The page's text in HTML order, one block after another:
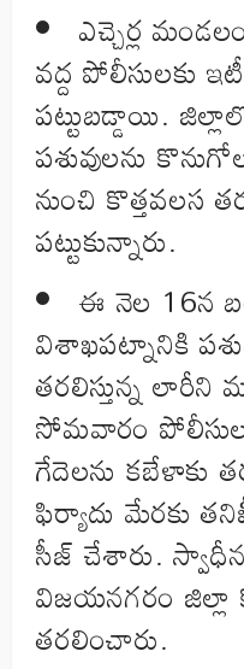
ఎచ్చెర్ల
వద్ద పోలీసులకు
పట్టుబడ్డాయి.
పశువులను
నుంచి కొత్తవలస
పట్టుకున్నారు.
ఈ నెల 16న
విశాఖపట్నానికి
తరలిస్తున్న
సోమవారం పోలీసులు
గేదెలను కబేళాకు
ఫిర్యాదు మేరకు
సీజ్‌ చేశారు.
విజయనగరం జిల్లా
తరలించారు.